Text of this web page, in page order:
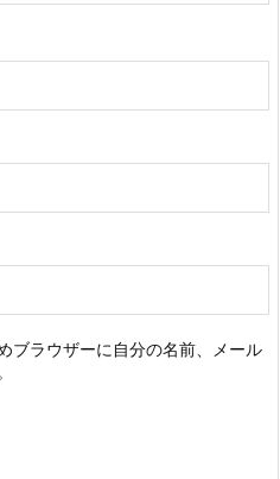
ブラウザーに自分の名前、メール